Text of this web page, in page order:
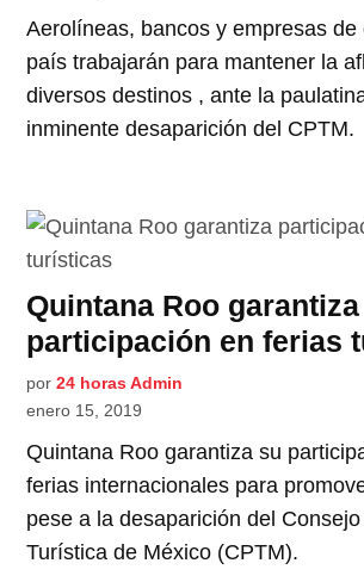
Aerolíneas, bancos y empresas de
país trabajarán para mantener la
diversos destinos , ante la
inminente desaparición del CPTM.
Quintana Roo garantiza
participación en ferias
por 24 horas Admin
enero 15, 2019
Quintana Roo garantiza su
ferias internacionales para
pese a la desaparición del
Turística de México (CPTM).